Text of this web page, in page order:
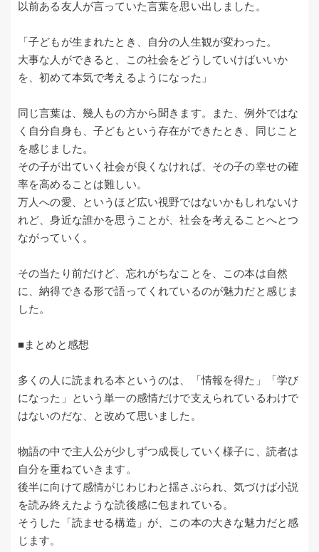
以前ある友人が言っていた言葉を思い出しました。
「子どもが生まれたとき、自分の人生観が変わった。
大事な人ができると、この社会をどうしていけばいいか
を、初めて本気で考えるようになった」
同じ言葉は、幾人もの方から聞きます。また、例外ではな
く自分自身も、子どもという存在ができたとき、同じこと
を感じました。
その子が出ていく社会が良くなければ、その子の幸せの確
率を高めることは難しい。
万人への愛、というほど広い視野ではないかもしれないけ
れど、身近な誰かを思うことが、社会を考えることへとつ
ながっていく。
その当たり前だけど、忘れがちなことを、この本は自然
に、納得できる形で語ってくれているのが魅力だと感じま
した。
■まとめと感想
多くの人に読まれる本というのは、「情報を得た」「学び
になった」という単一の感情だけで支えられているわけで
はないのだな、と改めて思いました。
物語の中で主人公が少しずつ成長していく様子に、読者は
自分を重ねていきます。
後半に向けて感情がじわじわと揺さぶられ、気づけば小説
を読み終えたような読後感に包まれている。
そうした「読ませる構造」が、この本の大きな魅力だと感
じます。